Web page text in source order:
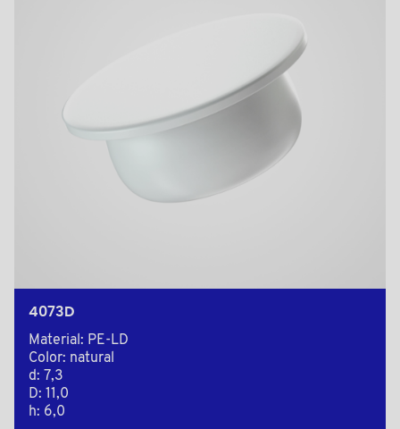
4073D
Material: PE-LD
Color: natural
d: 7,3
D: 11,0
h: 6,0